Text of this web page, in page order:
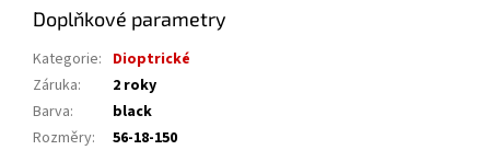
Doplňkové parametry
Kategorie: Dioptrické
Záruka:
2 roky
Barva:
black
Rozměry: 56-18-150